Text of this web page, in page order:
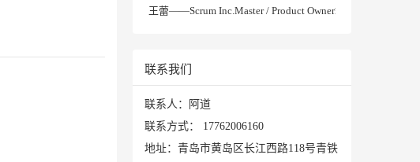
王蕾——Scrum Inc.Master / Product Owner培训讲师
联系我们
联系人：阿道
联系方式： 17762006160
地址：青岛市黄岛区长江西路118号青铁